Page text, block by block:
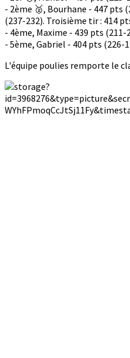
- 2ème 🥈, Bourhane - 447 pts
(237-232). Troisième tir : 414
- 4ème, Maxime - 439 pts (211-
- 5ème, Gabriel - 404 pts (226-
L'équipe poulies remporte le